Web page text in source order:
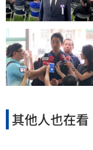
其他人也在看